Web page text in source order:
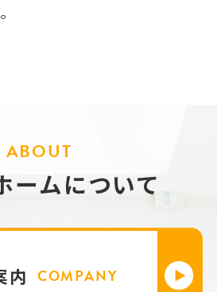
ABOUT
ームについて
内 COMPANY